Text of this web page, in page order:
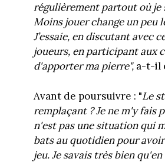
régulièrement partout où je
Moins jouer change un peu
J’essaie, en discutant avec
joueurs, en partici­pant aux
d'appor­ter ma pierre",a-t-il
Avant de poursuivre : "Le
remplaçant ? Je ne m'y fais
n'est pas une situation qui
bats au quotidien pour
jeu. Je savais très bien